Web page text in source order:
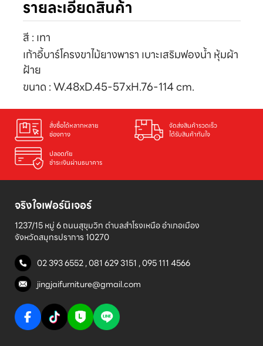
รายละเอียดสินค้า
สี : เทา
เก้าอี้บาร์โครงขาไม้ยางพารา เบาะเสริมฟองน้ำ หุ้มผ้า
ฝ้าย
ขนาด : W.48xD.45-57xH.76-114 cm.
สั่งซื้อได้หลากหลาย
ช่องทาง
จัดส่งสินค้ารวดเร็ว
ได้รับสินค้าทันใจ
ปลอดภัย
ชำระเงินผ่านธนาคาร
จริงใจเฟอร์นิเจอร์
1237/15 หมู่ 6 ถนนสุขุมวิท ตำบลสำโรงเหนือ อำเภอเมือง
จังหวัดสมุทรปราการ 10270
02 393 6552,081 629 3151 ,095 111 4566
jingjaifurniture@gmail.com